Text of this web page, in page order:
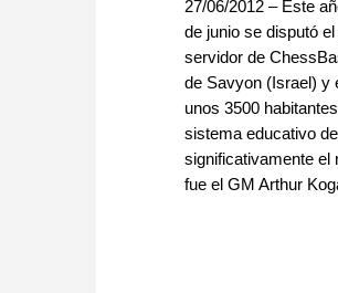
27/06/2012 – Este
de junio se disputó
servidor de
de Savyon (Israel) y
unos 3500
sistema educativo
significativamente el
fue el GM Arthur